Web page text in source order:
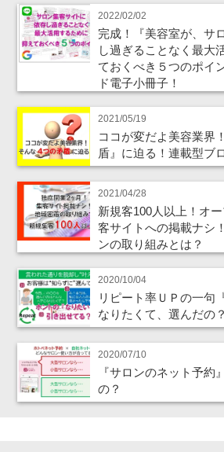
2022/02/02
完成！『美容室が、サ
し過ぎることなく最大
ておくべき５つのポイ
ド電子小冊子！
2021/05/19
ココが変だよ美容業界
盾』に迫る！連載型ブ
2021/04/28
新規客100人以上！オ
客サイトへの掲載ナシ
ンの取り組みとは？
2020/10/04
リピート率ＵＰの一句
なりたくて、選んだの？
2020/07/10
『サロンのネット予約
の？